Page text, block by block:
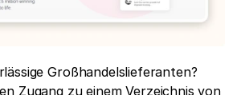
Großhandelslieferanten?